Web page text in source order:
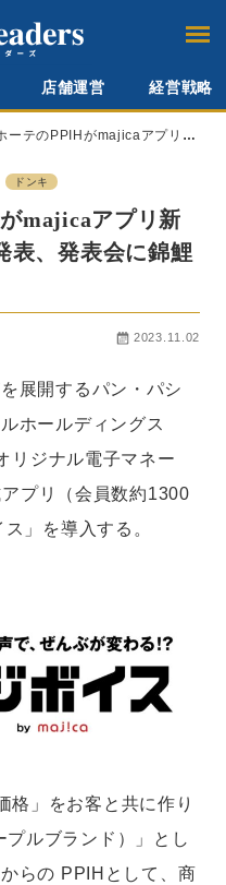
店舗運営 経営戦略
ーテのPPIHがmajicaアプリ新
ドンキ
majicaアプリ新
表、発表会に錦鯉
2023.11.02
展開するパン・パシ
ホールディングス
リジナル電子マネー
プリ（会員数約1300
」を導入する。
格」をお客と共に作り
プルブランド）」とし
らの PPIHとして、商